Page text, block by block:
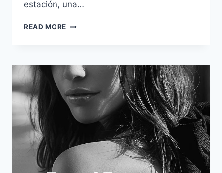
estación, una…
READ MORE CÓMO
LA
MEDIA
ESTACIÓN